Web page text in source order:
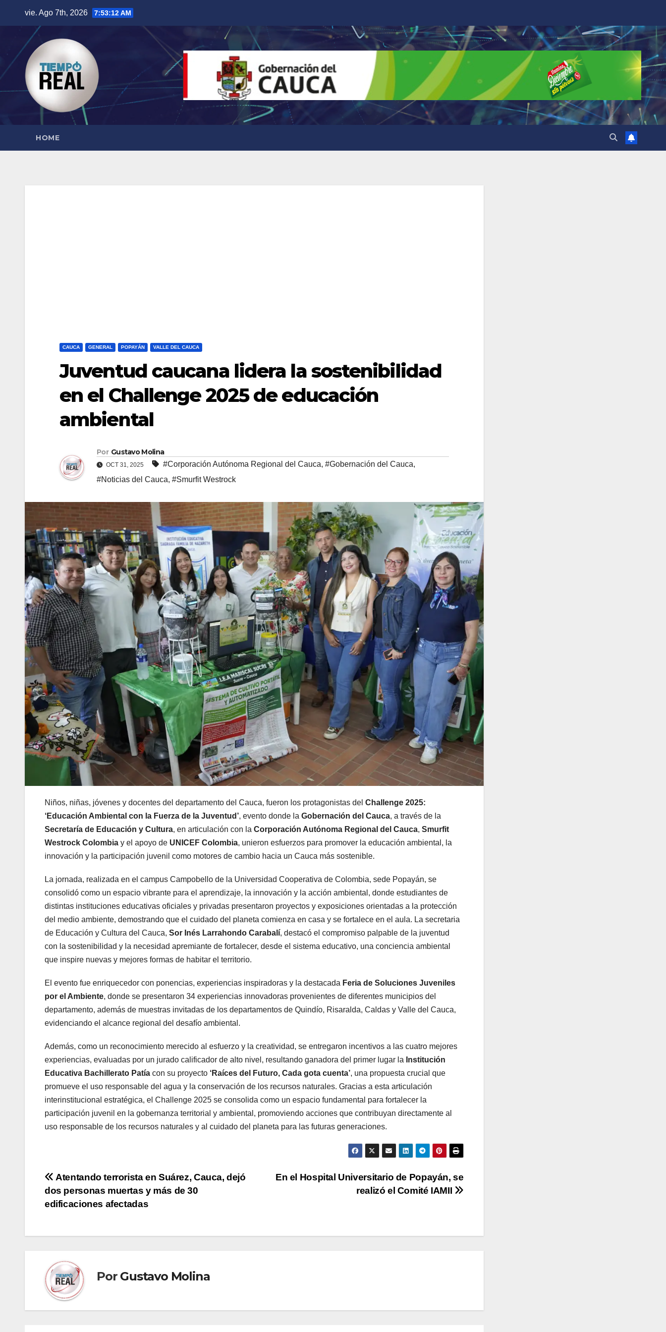
contenido
vie. Ago 7th, 2026 7:53:14 AM
HOME
CAUCA GENERAL POPAYÁN VALLE DEL CAUCA
Juventud caucana lidera la sostenibilidad
en el Challenge 2025 de educación
ambiental
Por Gustavo Molina
OCT 31, 2025 #Corporación Autónoma Regional del Cauca, #Gobernación del Cauca,
#Noticias del Cauca, #Smurfit Westrock
Niños, niñas, jóvenes y docentes del departamento del Cauca, fueron los protagonistas del Challenge 2025:
‘Educación Ambiental con la Fuerza de la Juventud’, evento donde la Gobernación del Cauca, a través de la
Secretaría de Educación y Cultura, en articulación con la Corporación Autónoma Regional del Cauca, Smurfit
Westrock Colombia y el apoyo de UNICEF Colombia, unieron esfuerzos para promover la educación ambiental, la
innovación y la participación juvenil como motores de cambio hacia un Cauca más sostenible.
La jornada, realizada en el campus Campobello de la Universidad Cooperativa de Colombia, sede Popayán, se
consolidó como un espacio vibrante para el aprendizaje, la innovación y la acción ambiental, donde estudiantes de
distintas instituciones educativas oficiales y privadas presentaron proyectos y exposiciones orientadas a la protección
del medio ambiente, demostrando que el cuidado del planeta comienza en casa y se fortalece en el aula. La secretaria
de Educación y Cultura del Cauca, Sor Inés Larrahondo Carabalí, destacó el compromiso palpable de la juventud
con la sostenibilidad y la necesidad apremiante de fortalecer, desde el sistema educativo, una conciencia ambiental
que inspire nuevas y mejores formas de habitar el territorio.
El evento fue enriquecedor con ponencias, experiencias inspiradoras y la destacada Feria de Soluciones Juveniles
por el Ambiente, donde se presentaron 34 experiencias innovadoras provenientes de diferentes municipios del
departamento, además de muestras invitadas de los departamentos de Quindío, Risaralda, Caldas y Valle del Cauca,
evidenciando el alcance regional del desafío ambiental.
Además, como un reconocimiento merecido al esfuerzo y la creatividad, se entregaron incentivos a las cuatro mejores
experiencias, evaluadas por un jurado calificador de alto nivel, resultando ganadora del primer lugar la Institución
Educativa Bachillerato Patía con su proyecto ‘Raíces del Futuro, Cada gota cuenta’, una propuesta crucial que
promueve el uso responsable del agua y la conservación de los recursos naturales. Gracias a esta articulación
interinstitucional estratégica, el Challenge 2025 se consolida como un espacio fundamental para fortalecer la
participación juvenil en la gobernanza territorial y ambiental, promoviendo acciones que contribuyan directamente al
uso responsable de los recursos naturales y al cuidado del planeta para las futuras generaciones.
Navegación
de
En el Hospital Universitario de Popayán, se
realizó el Comité IAMII
Atentando terrorista en Suárez, Cauca, dejó
dos personas muertas y más de 30
edificaciones afectadas
Por Gustavo Molina